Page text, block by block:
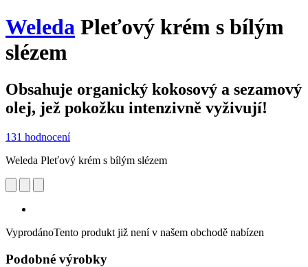
Weleda Pleťový krém s bílým
slézem
Obsahuje organický kokosový a sezamový
olej, jež pokožku intenzivně vyživují!
131 hodnocení
Weleda Pleťový krém s bílým slézem
VyprodánoTento produkt již není v našem obchodě nabízen
Podobné výrobky